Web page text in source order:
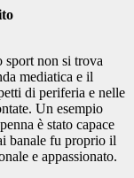
sport non si trova
mediatica e il
di periferia e nelle
Un esempio
è stato capace
banale fu proprio il
e appassionato.